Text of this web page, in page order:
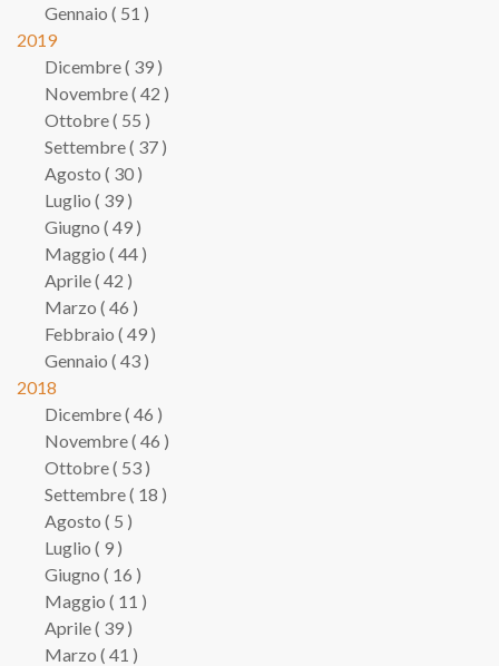
Gennaio ( 51 )
2019
Dicembre ( 39 )
Novembre ( 42 )
Ottobre ( 55 )
Settembre ( 37 )
Agosto ( 30 )
Luglio ( 39 )
Giugno ( 49 )
Maggio ( 44 )
Aprile ( 42 )
Marzo ( 46 )
Febbraio ( 49 )
Gennaio ( 43 )
2018
Dicembre ( 46 )
Novembre ( 46 )
Ottobre ( 53 )
Settembre ( 18 )
Agosto ( 5 )
Luglio ( 9 )
Giugno ( 16 )
Maggio ( 11 )
Aprile ( 39 )
Marzo ( 41 )